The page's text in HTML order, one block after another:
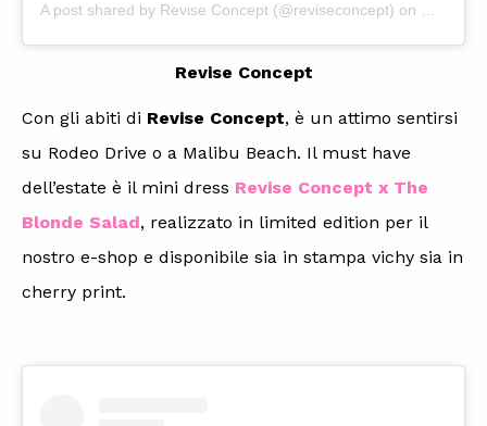
A post shared by Revise Concept (@reviseconcept) on Mar 1,
Revise Concept
Con gli abiti di Revise Concept, è un attimo sentirsi
su Rodeo Drive o a Malibu Beach. Il must have
dell’estate è il mini dress Revise Concept x The
Blonde Salad, realizzato in limited edition per il
nostro e-shop e disponibile sia in stampa vichy sia in
cherry print.